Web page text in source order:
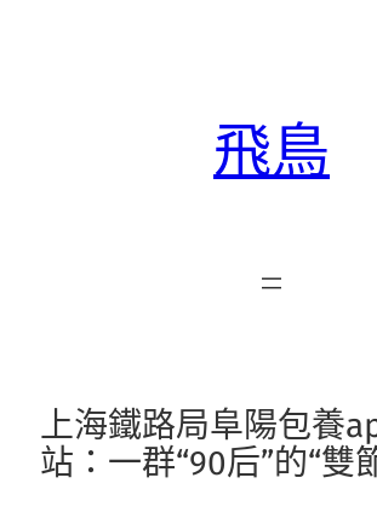
飛鳥
上海鐵路局阜陽包養
站：一群“90后”的“雙